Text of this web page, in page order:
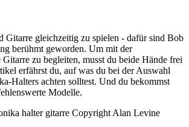
Gitarre gleichzeitig zu spielen - dafür sind Bob
berühmt geworden. Um mit der
zu begleiten, musst du beide Hände frei
erfährst du, auf was du bei der Auswahl
Halters achten solltest. Und du bekommst
Modelle.